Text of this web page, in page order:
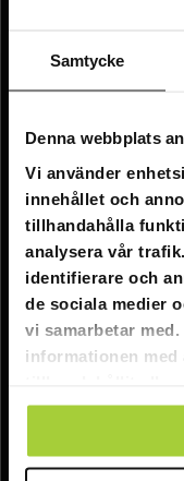
Samtycke
Denna webbplats
Vi använder
innehållet och
tillhandahålla
analysera vår
identifierare och
de sociala medier
vi samarbetar
informationen
använt deras
Om oss
FAQ - Vanliga frågor
Leverans
Returer
Reklamationer
Kontakta oss
E-post:
Adressuppgifter: